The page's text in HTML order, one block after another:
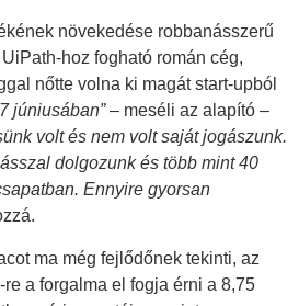
növekedése robbanásszerű
hoz fogható román cég,
nőtte volna ki magát start-upból
júniusában”– meséli az alapító –
volt és nem volt saját jogászunk.
dolgozunk és több mint 40
Ennyire gyorsan
ma még fejlődőnek tekinti, az
a forgalma el fogja érni a 8,75